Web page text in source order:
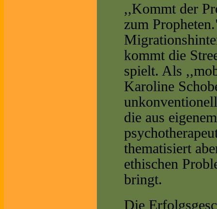
,,Kommt der
zum
kommt die
spielt. Als
Karoline
die aus
thematisiert
ethischen
bringt.
Die